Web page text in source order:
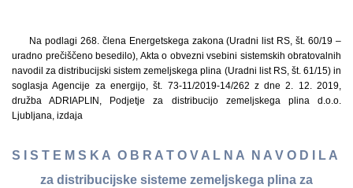
Na podlagi 268. člena Energetskega zakona (Uradni list RS, št. 60/19 –
uradno prečiščeno besedilo), Akta o obvezni vsebini sistemskih obratovalnih
navodil za distribucijski sistem zemeljskega plina (Uradni list RS, št. 61/15) in
soglasja Agencije za energijo, št. 73-11/2019-14/262 z dne 2. 12. 2019,
družba ADRIAPLIN, Podjetje za distribucijo zemeljskega plina d.o.o.
Ljubljana, izdaja
S I S T E M S K A O B R A T O V A L N A N A V O D I L A
za distribucijske sisteme zemeljskega plina za